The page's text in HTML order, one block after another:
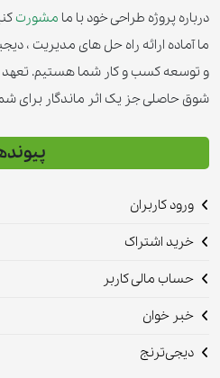
درباره پروژه طراحی خود با ما مشورت
ما آماده ارائه راه حل های مدیریت ،
و توسعه کسب و کار شما هستیم. تعهد ،
شوق حاصلی جز یک اثر ماندگار برای
ورود کاربران
خرید اشتراک
حساب مالی کاربر
خبر خوان
دیجی‌ترنج